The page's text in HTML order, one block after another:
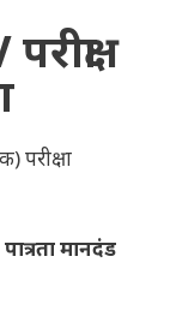
परीक्षा
मानदंड